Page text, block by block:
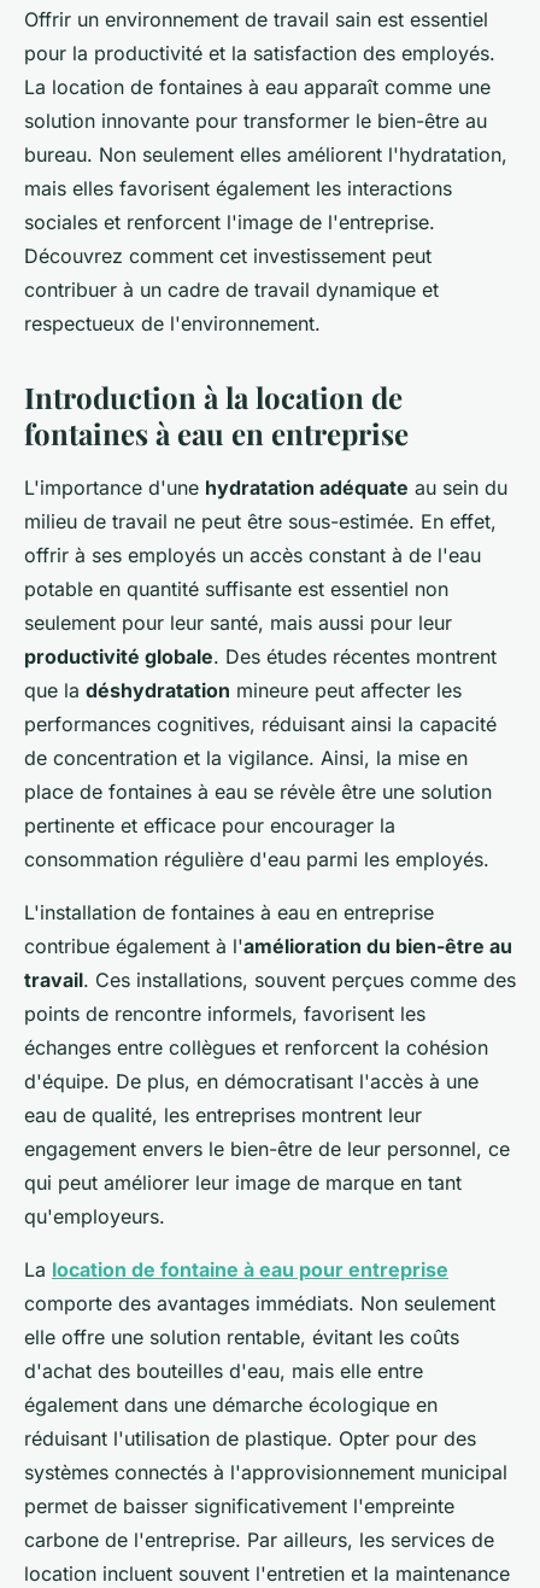
Transformez le bien-être de
vos employés avec la location
de fontaines à eau
Maxime• 25 novembre 2024•9 min de lecture
Offrir un environnement de travail sain est essentiel
pour la productivité et la satisfaction des employés.
La location de fontaines à eau apparaît comme une
solution innovante pour transformer le bien-être au
bureau. Non seulement elles améliorent l'hydratation,
mais elles favorisent également les interactions
sociales et renforcent l'image de l'entreprise.
Découvrez comment cet investissement peut
contribuer à un cadre de travail dynamique et
respectueux de l'environnement.
Introduction à la location de
fontaines à eau en entreprise
L'importance d'une hydratation adéquate au sein du
milieu de travail ne peut être sous-estimée. En effet,
offrir à ses employés un accès constant à de l'eau
potable en quantité suffisante est essentiel non
seulement pour leur santé, mais aussi pour leur
productivité globale. Des études récentes montrent
que la déshydratation mineure peut affecter les
performances cognitives, réduisant ainsi la capacité
de concentration et la vigilance. Ainsi, la mise en
place de fontaines à eau se révèle être une solution
pertinente et efficace pour encourager la
consommation régulière d'eau parmi les employés.
L'installation de fontaines à eau en entreprise
contribue également à l'amélioration du bien-être au
travail. Ces installations, souvent perçues comme des
points de rencontre informels, favorisent les
échanges entre collègues et renforcent la cohésion
d'équipe. De plus, en démocratisant l'accès à une
eau de qualité, les entreprises montrent leur
engagement envers le bien-être de leur personnel, ce
qui peut améliorer leur image de marque en tant
qu'employeurs.
La location de fontaine à eau pour entreprise
comporte des avantages immédiats. Non seulement
elle offre une solution rentable, évitant les coûts
d'achat des bouteilles d'eau, mais elle entre
également dans une démarche écologique en
réduisant l'utilisation de plastique. Opter pour des
systèmes connectés à l'approvisionnement municipal
permet de baisser significativement l'empreinte
carbone de l'entreprise. Par ailleurs, les services de
location incluent souvent l'entretien et la maintenance